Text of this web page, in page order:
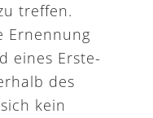
treffen.
Ernennung
eines Erste-
des
kein